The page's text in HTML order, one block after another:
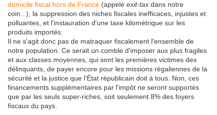
domicile fiscal hors de France (appelé exit-tax dans notre
coin...), la suppression des niches fiscales inefficaces, injustes et
polluantes, et l'instauration d'une taxe kilométrique sur les
produits importés.
Il ne s'agit donc pas de matraquer fiscalement l'ensemble de
notre population. Ce serait un comble d'imposer aux plus fragiles
et aux classes moyennes, qui sont les premières victimes des
délinquants, de payer encore pour les missions régaliennes de la
sécurité et la justice que l'État républicain doit à tous. Non, ces
financements supplémentaires par l'impôt ne seront supportés
que par les seuls super-riches, soit seulement 8% des foyers
fiscaux du pays.